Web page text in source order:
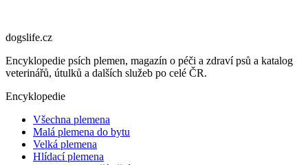
dogslife.cz
Encyklopedie psích plemen, magazín o péči a zdraví psů a katalog
veterinářů, útulků a dalších služeb po celé ČR.
Encyklopedie
Všechna plemena
Malá plemena do bytu
Velká plemena
Hlídací plemena